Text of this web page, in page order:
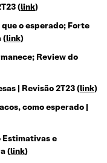
(link)
que o esperado; Forte
(link)
Review do
| Revisão 2T23 (link)
como esperado |
Estimativas e
(link)